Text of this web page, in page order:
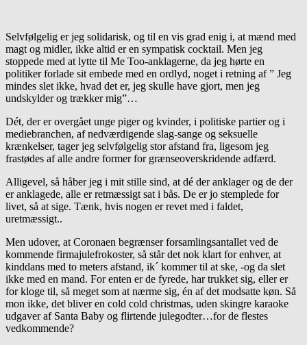
Selvfølgelig er jeg solidarisk, og til en vis grad enig i, at mænd med
magt og midler, ikke altid er en sympatisk cocktail. Men jeg
stoppede med at lytte til Me Too-anklagerne, da jeg hørte en
politiker forlade sit embede med en ordlyd, noget i retning af ” Jeg
mindes slet ikke, hvad det er, jeg skulle have gjort, men jeg
undskylder og trækker mig”…
Dét, der er overgået unge piger og kvinder, i politiske partier og i
mediebranchen, af nedværdigende slag-sange og seksuelle
krænkelser, tager jeg selvfølgelig stor afstand fra, ligesom jeg
frastødes af alle andre former for grænseoverskridende adfærd.
Alligevel, så håber jeg i mit stille sind, at dé der anklager og de der
er anklagede, alle er retmæssigt sat i bås. De er jo stemplede for
livet, så at sige. Tænk, hvis nogen er revet med i faldet,
uretmæssigt..
Men udover, at Coronaen begrænser forsamlingsantallet ved de
kommende firmajulefrokoster, så står det nok klart for enhver, at
kinddans med to meters afstand, ik´ kommer til at ske, -og da slet
ikke med en mand. For enten er de fyrede, har trukket sig, eller er
for kloge til, så meget som at nærme sig, én af det modsatte køn. Så
mon ikke, det bliver en cold cold christmas, uden skingre karaoke
udgaver af Santa Baby og flirtende julegodter…for de flestes
vedkommende?